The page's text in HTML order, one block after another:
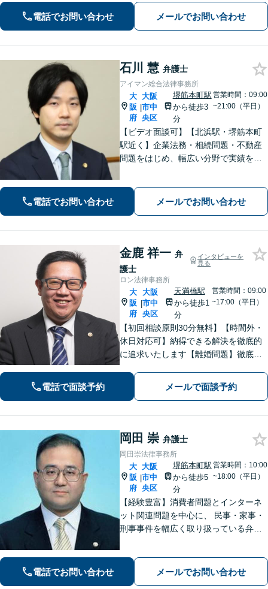
【初回面談無料】【子連れ相談可】刑
事事件も対応。
電話でお問い合わせ メールでお問い合わせ
石川 慧 弁護士
アイマン総合法律事務所
大
阪
府
|
大阪
市中
央区
堺筋本町駅
から徒歩3
分
営業時間：09:00
~21:00（平日）
【ビデオ面談可】【北浜駅・堺筋本町
駅近く】企業法務・相続問題・不動産
問題をはじめ、幅広い分野で実績を積
ます。初回相談時に、費用や方針につ
いてわかりやすくご説明します。
電話でお問い合わせ メールでお問い合わせ
金鹿 祥一 弁
護士
インタビューを
見る
ロン法律事務所
大
阪
府
|
大阪
市中
央区
天満橋駅
から徒歩1
分
営業時間：09:00
~17:00（平日）
【初回相談原則30分無料】【時間外・
休日対応可】納得できる解決を徹底的
に追求いたします【離婚問題】徹底し
条件での解決を目指します【借金問
題】最適な債務整理方法をわかりやす
電話で面談予約 メールで面談予約
岡田 崇 弁護士
岡田崇法律事務所
大
阪
府
|
大阪
市中
央区
堺筋本町駅
から徒歩5
分
営業時間：10:00
~18:00（平日）
【経験豊富】消費者問題とインターネ
ット関連問題を中心に、 民事・家事・
刑事事件を幅広く取り扱っている弁護
電話でお問い合わせ メールでお問い合わせ